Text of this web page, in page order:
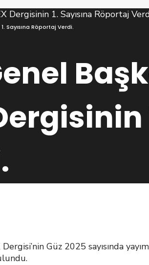
Sayısına Röportaj Verdi.
Güz 2025 sayısında